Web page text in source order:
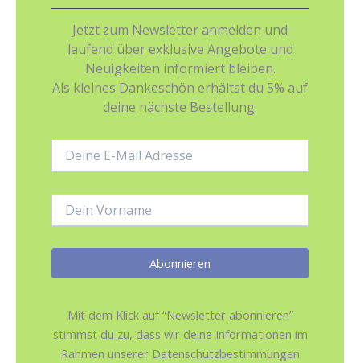
Jetzt zum Newsletter anmelden und
laufend über exklusive Angebote und
Neuigkeiten informiert bleiben.
Als kleines Dankeschön erhältst du 5% auf
deine nächste Bestellung.
Mail-
Mit dem Klick auf “Newsletter abonnieren”
stimmst du zu, dass wir deine Informationen im
Rahmen unserer Datenschutzbestimmungen